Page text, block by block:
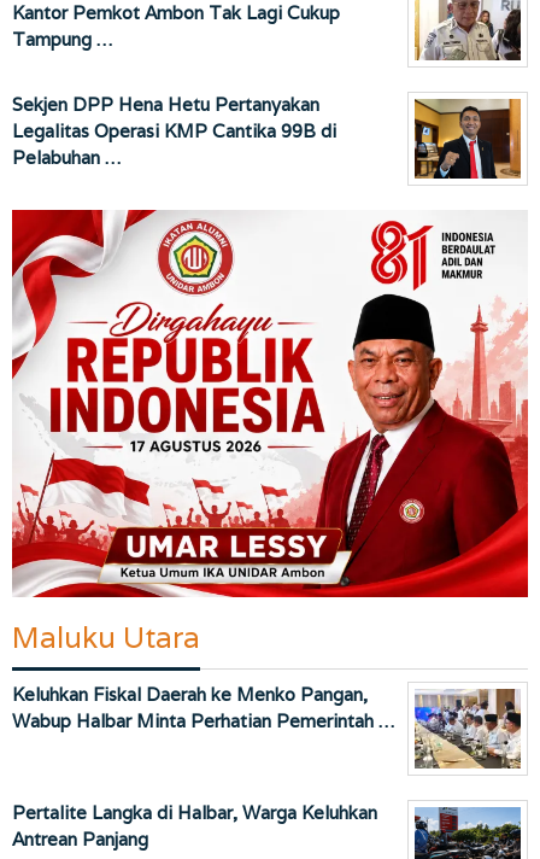
Kantor Pemkot Ambon Tak Lagi Cukup
Tampung …
Sekjen DPP Hena Hetu Pertanyakan
Legalitas Operasi KMP Cantika 99B di
Pelabuhan …
Maluku Utara
Keluhkan Fiskal Daerah ke Menko Pangan,
Wabup Halbar Minta Perhatian Pemerintah …
Pertalite Langka di Halbar, Warga Keluhkan
Antrean Panjang